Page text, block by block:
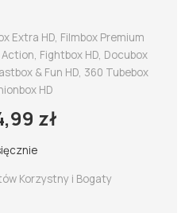
Extra HD, Filmbox Premium
Action, Fightbox HD, Docubox
& Fun HD, 360 Tubebox
HD
zł
Korzystny i Bogaty